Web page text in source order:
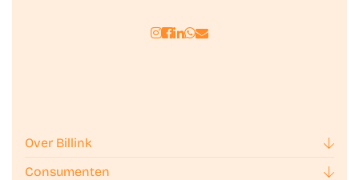
Over Billink
Consumenten